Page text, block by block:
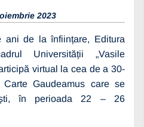
2023
ani de la înființare, Editura
Universității „Vasile
virtual la cea de a 30-
Gaudeamus care se
în perioada 22 – 26